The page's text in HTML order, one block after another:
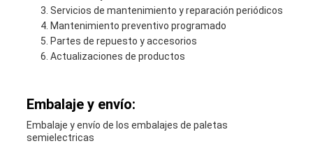
Servicios de mantenimiento y reparación periódicos
Mantenimiento preventivo programado
Partes de repuesto y accesorios
Actualizaciones de productos
Embalaje y envío:
Embalaje y envío de los embalajes de paletas
semielectricas